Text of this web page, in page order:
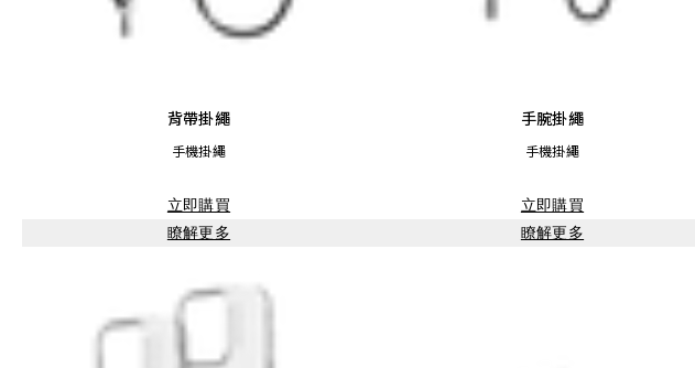
背帶掛繩
手機掛繩
立即購買
瞭解更多
手腕掛繩
手機掛繩
立即購買
瞭解更多